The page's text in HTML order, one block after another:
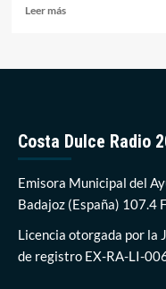
Leer másLeer
plazo
para
nuevas
incorporaciones
Costa Dulce Radio
Emisora Municipal del
Badajoz (España) 107.4
Licencia otorgada por la
de registro EX-RA-LI-